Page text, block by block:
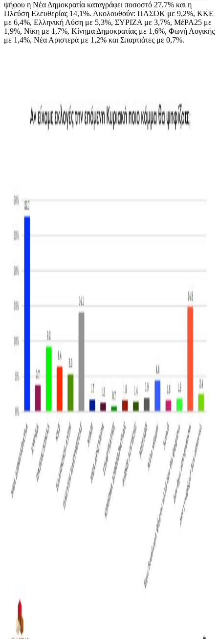
ψήφου η Νέα Δημοκρατία καταγράφει ποσοστό 27,7% και η
Πλεύση Ελευθερίας 14,1%. Ακολουθούν: ΠΑΣΟΚ με 9,2%, ΚΚΕ
με 6,4%, Ελληνική Λύση με 5,3%, ΣΥΡΙΖΑ με 3,7%, ΜέΡΑ25 με
1,9%, Νίκη με 1,7%, Κίνημα Δημοκρατίας με 1,6%, Φωνή Λογικής
με 1,4%, Νέα Αριστερά με 1,2% και Σπαρτιάτες με 0,7%.